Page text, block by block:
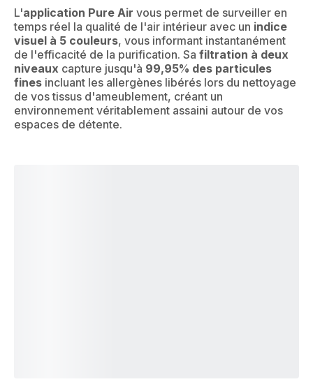
L'application Pure Air vous permet de surveiller en
temps réel la qualité de l'air intérieur avec un indice
visuel à 5 couleurs, vous informant instantanément
de l'efficacité de la purification. Sa filtration à deux
niveaux capture jusqu'à 99,95% des particules
fines incluant les allergènes libérés lors du nettoyage
de vos tissus d'ameublement, créant un
environnement véritablement assaini autour de vos
espaces de détente.